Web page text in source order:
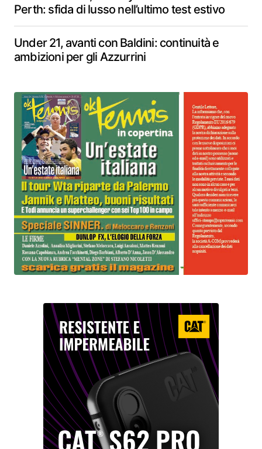
Perth: sfida di lusso nell’ultimo test estivo
Under 21, avanti con Baldini: continuità e
ambizioni per gli Azzurrini